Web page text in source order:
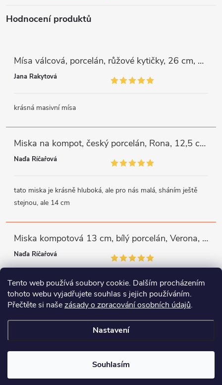
Tento web používá soubory cookie. Dalším procházením
tohoto webu vyjadřujete souhlas s jejich používáním.
Přečtěte si našezásady o zpracování osobních údajů.
Nastavení
Souhlasím
Hodnocení produktů
Mísa válcová, porcelán, růžové kytičky, 26 cm, G. Benedikt
Jana Rakytová
krásná masivní mísa
Miska na kompot, český porcelán, Rona, 12,5 cm, bílý, G. Benedikt
Naďa Říčařová
tato miska je krásně hluboká, ale pro nás malá, sháním ještě
stejnou, ale 14 cm
Miska kompotová 13 cm, bílý porcelán, Verona, G. Benedikt
Naďa Říčařová
miska je trochu mělká, ale využiji
Copyright 2026Porcelánový svět. Všechna práva vyhrazena.